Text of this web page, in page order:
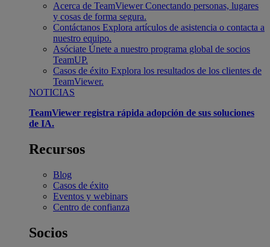
Acerca de TeamViewer Conectando personas, lugares
y cosas de forma segura.
Contáctanos Explora artículos de asistencia o contacta a
nuestro equipo.
Asóciate Únete a nuestro programa global de socios
TeamUP.
Casos de éxito Explora los resultados de los clientes de
TeamViewer.
NOTICIAS
TeamViewer registra rápida adopción de sus soluciones
de IA.
Recursos
Blog
Casos de éxito
Eventos y webinars
Centro de confianza
Socios